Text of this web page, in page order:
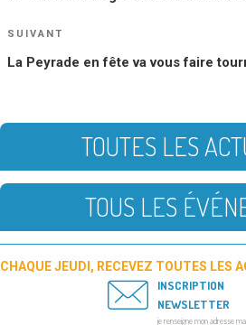
Article
SUIVANT
La Peyrade en fête va vous faire
TOUTES LES
TOUS LES
CHAQUE JEUDI, RECEVEZ TOUTES LES
INSCRIPTION
NEWSLETTER